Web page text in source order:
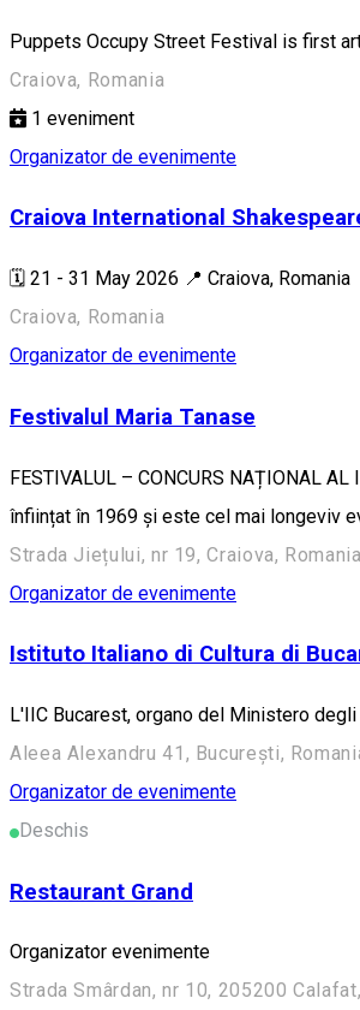
Puppets Occupy Street Festival is first
Craiova, Romania
1 eveniment
Organizator de evenimente
Craiova International
🗓️ 21 - 31 May 2026 📍 Craiova, Romania
Craiova, Romania
Organizator de evenimente
Festivalul Maria Tanase
FESTIVALUL – CONCURS NAȚIONAL
înființat în 1969 și este cel mai longeviv
Strada Jiețului, nr 19, Craiova, Romania
Organizator de evenimente
Istituto Italiano di Cultura di
L'IIC Bucarest, organo del Ministero
Aleea Alexandru 41, București,
Organizator de evenimente
Deschis
Restaurant Grand
Organizator evenimente
Strada Smârdan, nr 10, 205200